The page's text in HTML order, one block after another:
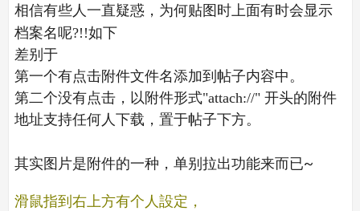
相信有些人一直疑惑，为何贴图时上面有时会显示
档案名呢?!!如下
差别于
第一个有点击附件文件名添加到帖子内容中。
第二个没有点击，以附件形式"attach://" 开头的附件
地址支持任何人下载，置于帖子下方。
其实图片是附件的一种，单别拉出功能来而已~
滑鼠指到右上方有个人設定 ，